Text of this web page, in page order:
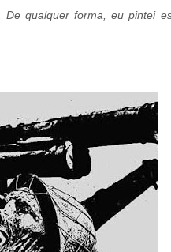
qualquer forma, eu pintei